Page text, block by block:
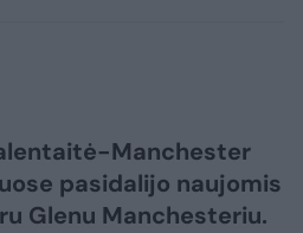
Manchester
pasidalijo naujomis
Glenu Manchesteriu.